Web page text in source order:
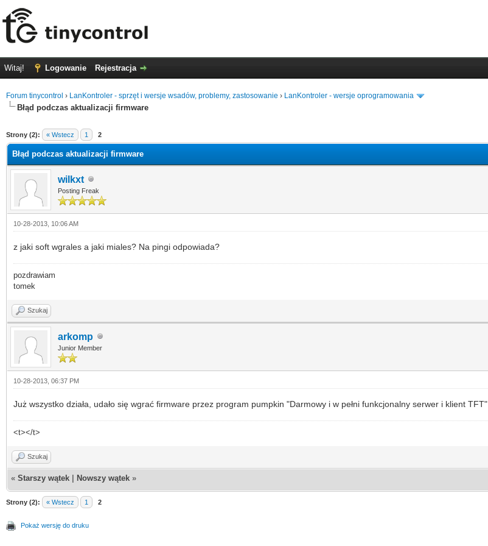
Witaj! Logowanie Rejestracja
Forum tinycontrol › LanKontroler - sprzęt i wersje wsadów, problemy, zastosowanie › LanKontroler - wersje oprogramowania
Błąd podczas aktualizacji firmware
Strony (2): « Wstecz 1 2
Błąd podczas aktualizacji firmware
wilkxt
Posting Freak
10-28-2013, 10:06 AM
z jaki soft wgrales a jaki miales? Na pingi odpowiada?
pozdrawiam
tomek
Szukaj
arkomp
Junior Member
10-28-2013, 06:37 PM
Już wszystko działa, udało się wgrać firmware przez program pumpkin "Darmowy i w pełni funkcjonalny serwer i klient TFT"
<t></t>
Szukaj
« Starszy wątek Nowszy wątek »
Strony (2): « Wstecz 1 2
Pokaż wersję do druku